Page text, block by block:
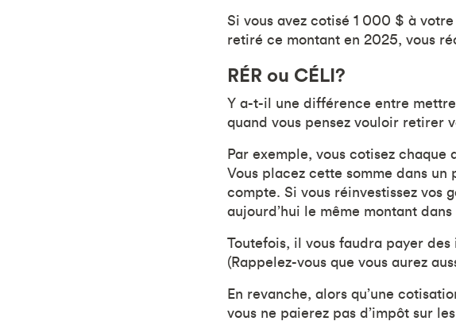
Si vous avez cotisé 1 000 $ à
retiré ce montant en 2025, vous
RÉR ou CÉLI?
Y a-t-il une différence entre mettre
quand vous pensez vouloir retirer
Par exemple, vous cotisez chaque
Vous placez cette somme dans
compte. Si vous réinvestissez vos
aujourd’hui le même montant
Toutefois, il vous faudra payer des
(Rappelez-vous que vous aurez
En revanche, alors qu’une
vous ne paierez pas d’impôt sur